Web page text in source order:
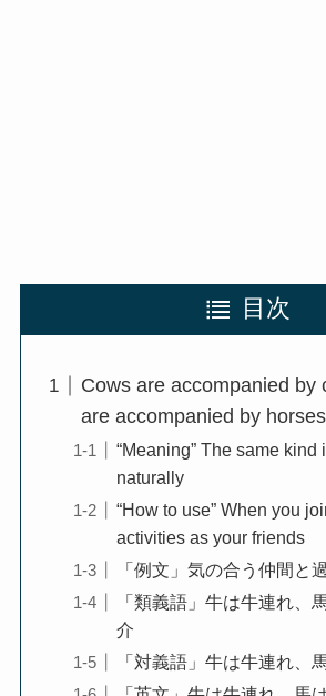
目次
Cows are accompanied by
are accompanied by horses
“Meaning” The same kind
naturally
“How to use” When you
activities as your friends
「例文」気の合う仲間と
「類義語」牛は牛連れ、
介
「対義語」牛は牛連れ、